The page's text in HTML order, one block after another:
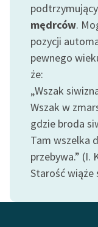
mędrców.
pozycji
pewnego
że:
„Wszak
Wszak w
gdzie broda
Tam wszelka
przebywa.” (I.
Starość wiąże